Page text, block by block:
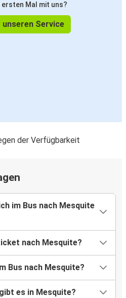
ersten Mal mit uns?
unseren Service
der Verfügbarkeit
im Bus nach Mesquite
nach Mesquite?
Bus nach Mesquite?
es in Mesquite?